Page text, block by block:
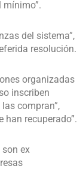
del sistema”,
resolución.
organizadas
inscriben
compran”,
recuperado”.
ex